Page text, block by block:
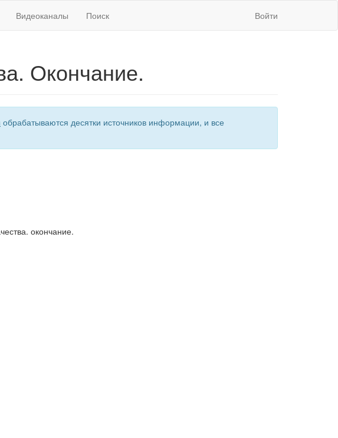
Видеоканалы Поиск Войти
Окончание.
обрабатываются десятки источников информации, и все